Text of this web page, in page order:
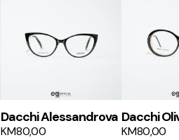
Dacchi Alessandrova
KM80,00
Dacchi
KM80,00